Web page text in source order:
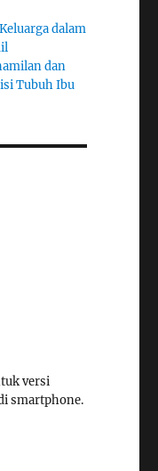
dalam
dan
Tubuh Ibu
versi
smartphone.